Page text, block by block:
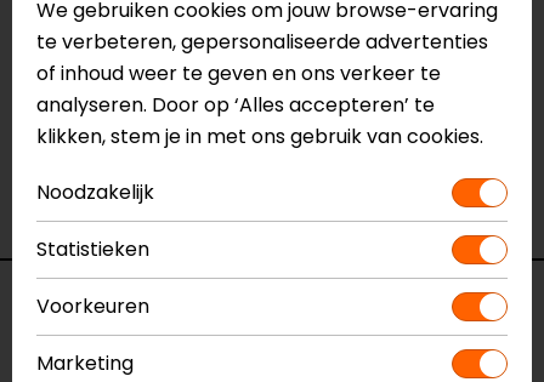
Heb je meer informatie nodig over dit product?
Neem dancontactmet ons op of kom langs in één
vanonze winkelsin Breda, Capelle aan den IJssel,
Eindhoven, Vianen of Apeldoorn. In de winkels kun je
het product bekijken & passen en staan onze
verkoopmedewerkers voor je klaar met advies.
Bekijk onze andere
overige motoronderhoud.
Specificaties
Naam
Matt Wax
We gebruiken cookies om jouw browse-ervaring
te verbeteren, gepersonaliseerde advertenties
of inhoud weer te geven en ons verkeer te
analyseren. Door op ‘Alles accepteren’ te
klikken, stem je in met ons gebruik van cookies.
Noodzakelijk
Statistieken
Voorkeuren
Marketing